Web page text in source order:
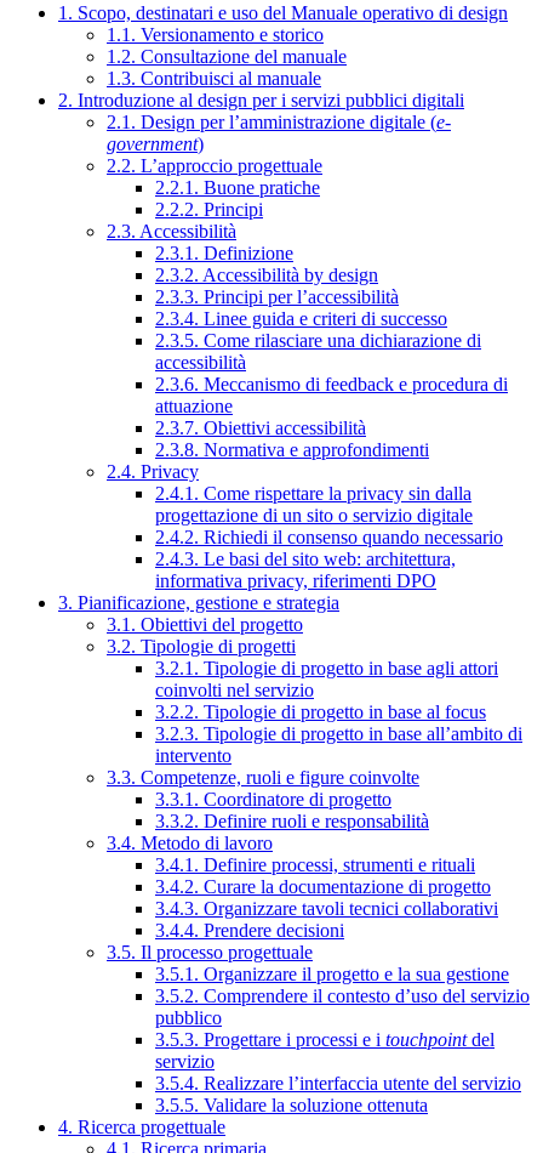
1. Scopo, destinatari e uso del Manuale operativo di design
1.1. Versionamento e storico
1.2. Consultazione del manuale
1.3. Contribuisci al manuale
2. Introduzione al design per i servizi pubblici digitali
2.1. Design per l’amministrazione digitale (e-
government)
2.2. L’approccio progettuale
2.2.1. Buone pratiche
2.2.2. Principi
2.3. Accessibilità
2.3.1. Definizione
2.3.2. Accessibilità by design
2.3.3. Principi per l’accessibilità
2.3.4. Linee guida e criteri di successo
2.3.5. Come rilasciare una dichiarazione di
accessibilità
2.3.6. Meccanismo di feedback e procedura di
attuazione
2.3.7. Obiettivi accessibilità
2.3.8. Normativa e approfondimenti
2.4. Privacy
2.4.1. Come rispettare la privacy sin dalla
progettazione di un sito o servizio digitale
2.4.2. Richiedi il consenso quando necessario
2.4.3. Le basi del sito web: architettura,
informativa privacy, riferimenti DPO
3. Pianificazione, gestione e strategia
3.1. Obiettivi del progetto
3.2. Tipologie di progetti
3.2.1. Tipologie di progetto in base agli attori
coinvolti nel servizio
3.2.2. Tipologie di progetto in base al focus
3.2.3. Tipologie di progetto in base all’ambito di
intervento
3.3. Competenze, ruoli e figure coinvolte
3.3.1. Coordinatore di progetto
3.3.2. Definire ruoli e responsabilità
3.4. Metodo di lavoro
3.4.1. Definire processi, strumenti e rituali
3.4.2. Curare la documentazione di progetto
3.4.3. Organizzare tavoli tecnici collaborativi
3.4.4. Prendere decisioni
3.5. Il processo progettuale
3.5.1. Organizzare il progetto e la sua gestione
3.5.2. Comprendere il contesto d’uso del servizio
pubblico
3.5.3. Progettare i processi e i touchpointdel
servizio
3.5.4. Realizzare l’interfaccia utente del servizio
3.5.5. Validare la soluzione ottenuta
4. Ricerca progettuale
4.1. Ricerca primaria